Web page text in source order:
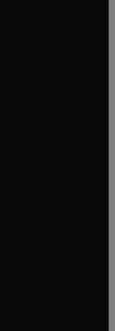
window